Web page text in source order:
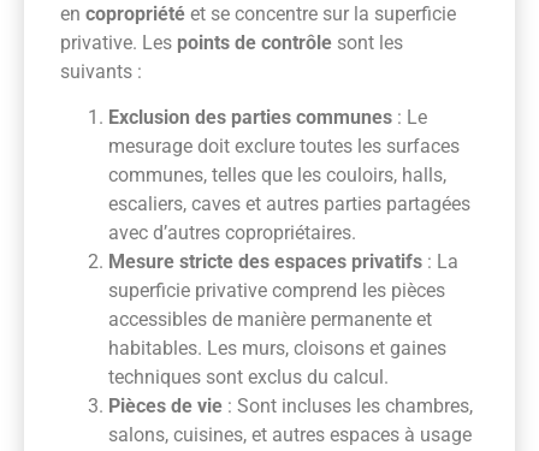
en copropriété et se concentre sur la superficie
privative. Les points de contrôle sont les
suivants :
Exclusion des parties communes : Le
mesurage doit exclure toutes les surfaces
communes, telles que les couloirs, halls,
escaliers, caves et autres parties partagées
avec d’autres copropriétaires.
Mesure stricte des espaces privatifs : La
superficie privative comprend les pièces
accessibles de manière permanente et
habitables. Les murs, cloisons et gaines
techniques sont exclus du calcul.
Pièces de vie : Sont incluses les chambres,
salons, cuisines, et autres espaces à usage